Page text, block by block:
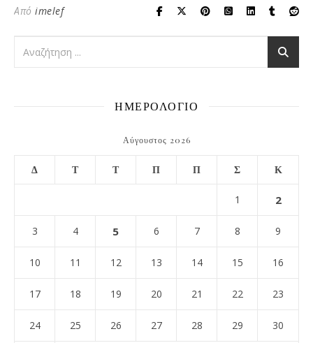
Από imelef
ΗΜΕΡΟΛΟΓΙΟ
Αύγουστος 2026
Δ Τ Τ Π Π Σ Κ
1 2
3 4 5 6 7 8 9
10 11 12 13 14 15 16
17 18 19 20 21 22 23
24 25 26 27 28 29 30